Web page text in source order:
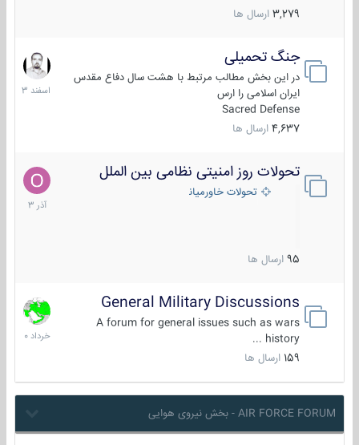
3,279 ارسال ها
جنگ تحمیلی
در این بخش مطالب مرتبط با هشت سال دفاع مقدس
ایران اسلامی را ارس
Sacred Defense
4,637 ارسال ها
20
اسفند
1403
تحولات روز امنیتی نظامی بین الملل
تحولات خاورمیانه
95 ارسال ها
21
آذر
1403
General Military Discussions
A forum for general issues such as wars
history ...
159 ارسال ها
10
خرداد
1400
AIR FORCE FORUM - بخش نیروی هوایی